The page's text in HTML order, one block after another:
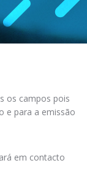
os campos pois
e para a emissão
em contacto